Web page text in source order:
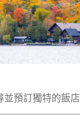
預訂獨特的飯店